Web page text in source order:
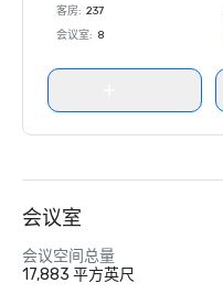
客房: 237
会议室: 8
会议室
会议空间总量
17,883 平方英尺